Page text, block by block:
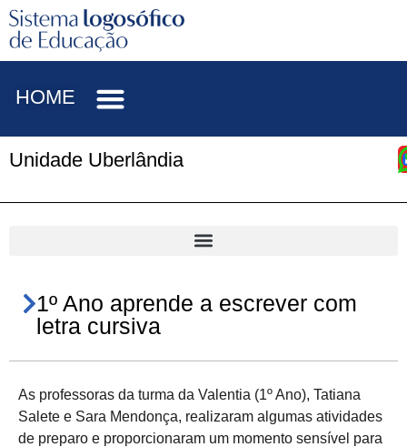
HOME
Unidade Uberlândia
1º Ano aprende a escrever com
letra cursiva
As professoras da turma da Valentia (1º Ano), Tatiana
Salete e Sara Mendonça, realizaram algumas atividades
de preparo e proporcionaram um momento sensível para